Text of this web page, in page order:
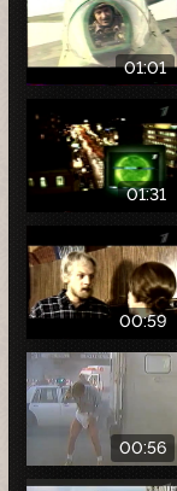
01:01
01:31
00:59
00:56